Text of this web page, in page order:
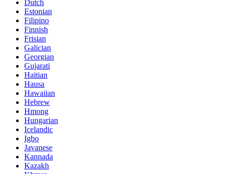
Dutch
Estonian
Filipino
Finnish
Frisian
Galician
Georgian
Gujarati
Haitian
Hausa
Hawaiian
Hebrew
Hmong
Hungarian
Icelandic
Igbo
Javanese
Kannada
Kazakh